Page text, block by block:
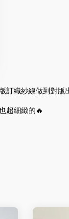
訂織紗線做到對版
超細緻的🔥